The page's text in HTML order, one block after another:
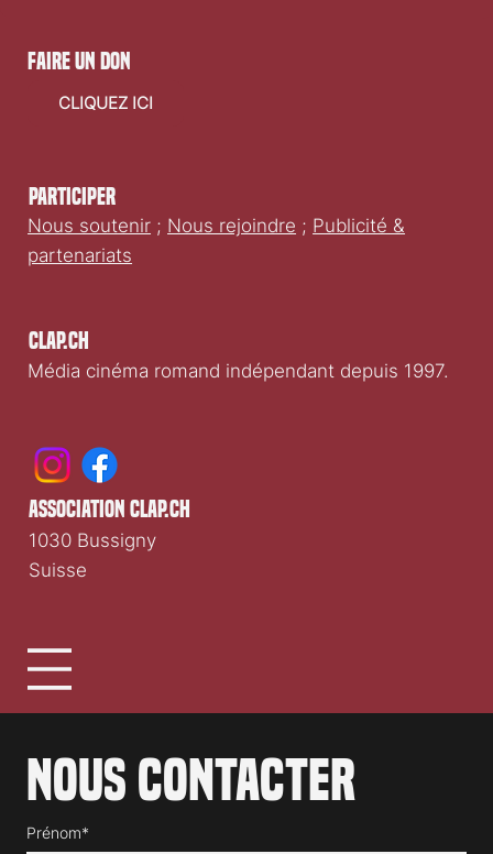
Clap.ch
Média cinéma romand indépendant depuis 1997.
Participer
Nous soutenir ; Nous rejoindre ; Publicité &
partenariats
Nous contacter
Prénom*
faire un don
CLIQUEZ ICI
association clap.ch
1030 Bussigny
Suisse